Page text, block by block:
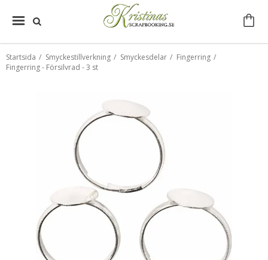
Startsida / Smyckestillverkning / Smyckesdelar / Fingerring /
Fingerring - Försilvrad - 3 st